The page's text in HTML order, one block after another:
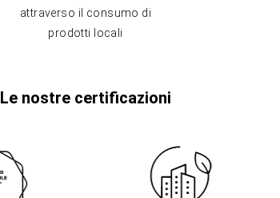
attraverso il consumo di
prodotti locali
Le nostre certificazioni